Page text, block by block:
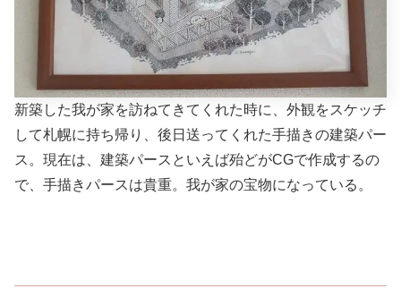
新築した我が家を訪ねてきてくれた時に、外観をスケッチ
して札幌に持ち帰り、後日送ってくれた手描きの建築パー
ス。現在は、建築パースといえば殆どがCGで作成するの
で、手描きパースは貴重。我が家の宝物になっている。